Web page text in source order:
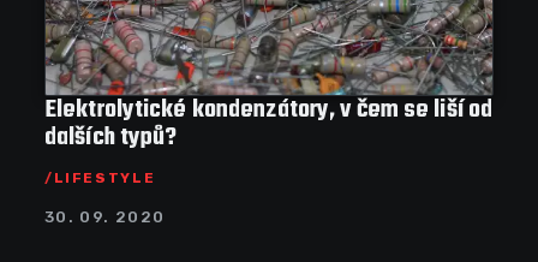
Elektrolytické kondenzátory, v čem se liší od
dalších typů?
LIFESTYLE
30. 09. 2020